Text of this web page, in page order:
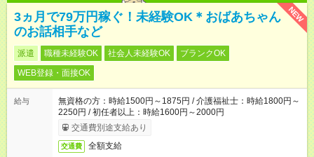
NEW
3ヵ月で79万円稼ぐ！未経験OK＊おばあちゃん
のお話相手など
派遣 職種未経験OK 社会人未経験OK
ブランクOK
WEB登録・面接OK
給与
無資格の方：時給1500円～1875円 / 介護福祉士：時給1800円～
2250円 / 初任者以上：時給1600円～2000円
交通費別途支給あり
交通費 全額支給